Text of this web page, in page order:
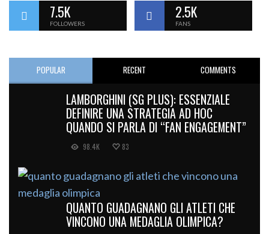
7.5K
FOLLOWERS
2.5K
FANS
POPULAR RECENT COMMENTS
LAMBORGHINI (SG PLUS): ESSENZIALE
DEFINIRE UNA STRATEGIA AD HOC
QUANDO SI PARLA DI “FAN ENGAGEMENT”
98.4K 83
QUANTO GUADAGNANO GLI ATLETI CHE
VINCONO UNA MEDAGLIA OLIMPICA?